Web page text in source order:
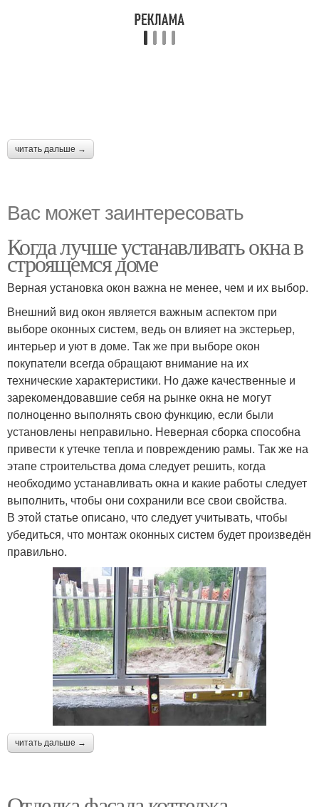
читать дальше →
Вас может заинтересовать
Когда лучше устанавливать окна в
строящемся доме
Верная установка окон важна не менее, чем и их выбор.
Внешний вид окон является важным аспектом при
выборе оконных систем, ведь он влияет на экстерьер,
интерьер и уют в доме. Так же при выборе окон
покупатели всегда обращают внимание на их
технические характеристики. Но даже качественные и
зарекомендовавшие себя на рынке окна не могут
полноценно выполнять свою функцию, если были
установлены неправильно. Неверная сборка способна
привести к утечке тепла и повреждению рамы. Так же на
этапе строительства дома следует решить, когда
необходимо устанавливать окна и какие работы следует
выполнить, чтобы они сохранили все свои свойства.
В этой статье описано, что следует учитывать, чтобы
убедиться, что монтаж оконных систем будет произведён
правильно.
читать дальше →